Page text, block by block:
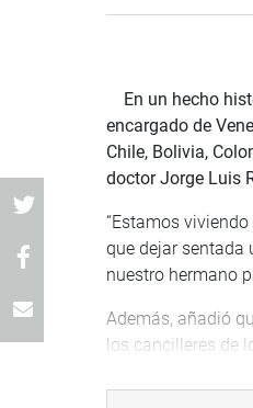
En un hecho
encargado de
Chile, Bolivia,
doctor Jorge Luis
“Estamos
que dejar sentada
nuestro hermano
Además, añadió
los cancilleres de
El proyecto de